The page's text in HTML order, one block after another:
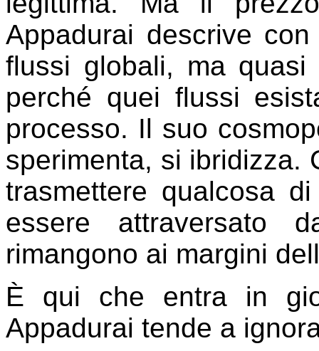
Appadurai descrive
flussi globali, ma
perché quei flussi
processo. Il suo
sperimenta, si ibridizza.
trasmettere qualcosa
essere attraversato
rimangono ai margini
È qui che entra in
Appadurai tende a